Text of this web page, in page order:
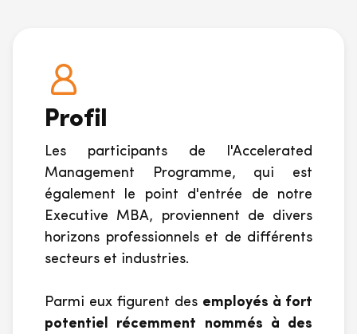
Profil
Les participants de l'Accelerated
Management Programme, qui est
également le point d'entrée de notre
Executive MBA, proviennent de divers
horizons professionnels et de différents
secteurs et industries.
Parmi eux figurent des employés à fort
potentiel récemment nommés à des